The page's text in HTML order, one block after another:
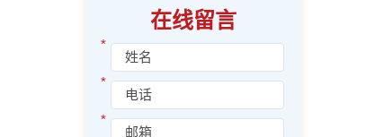
在线留言
*
*
*